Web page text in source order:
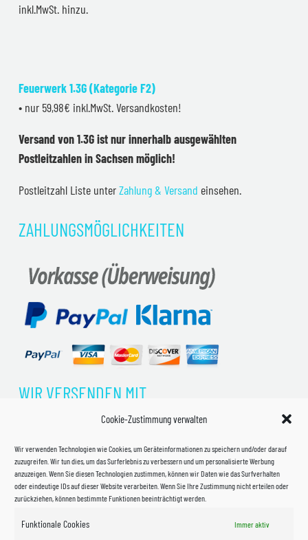
Cookie-Zustimmung verwalten
Wir verwenden Technologien wie Cookies, um Geräteinformationen zu speichern und/oder darauf
zuzugreifen. Wir tun dies, um das Surferlebnis zu verbessern und um personalisierte Werbung
anzuzeigen. Wenn Sie diesen Technologien zustimmen, können wir Daten wie das Surfverhalten
oder eindeutige IDs auf dieser Website verarbeiten. Wenn Sie Ihre Zustimmung nicht erteilen oder
zurückziehen, können bestimmte Funktionen beeinträchtigt werden.
Funktionale Cookies Immer aktiv
inkl.MwSt. hinzu.
Feuerwerk 1.3G (Kategorie F2)
• nur 59,98€ inkl.MwSt. Versandkosten!
Versand von 1.3G ist nur innerhalb ausgewählten
Postleitzahlen in Sachsen möglich!
Postleitzahl Liste unterZahlung & Versand einsehen.
ZAHLUNGSMÖGLICHKEITEN
WIR VERSENDEN MIT